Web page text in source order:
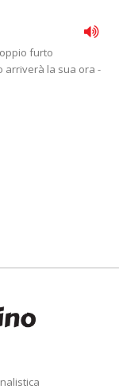
furto
arriverà la sua ora -